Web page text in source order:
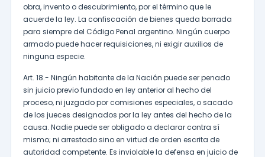
obra, invento o descubrimiento, por el término que le
acuerde la ley. La confiscación de bienes queda borrada
para siempre del Código Penal argentino. Ningún cuerpo
armado puede hacer requisiciones, ni exigir auxilios de
ninguna especie.
Art. 18.- Ningún habitante de la Nación puede ser penado
sin juicio previo fundado en ley anterior al hecho del
proceso, ni juzgado por comisiones especiales, o sacado
de los jueces designados por la ley antes del hecho de la
causa. Nadie puede ser obligado a declarar contra sí
mismo; ni arrestado sino en virtud de orden escrita de
autoridad competente. Es inviolable la defensa en juicio de